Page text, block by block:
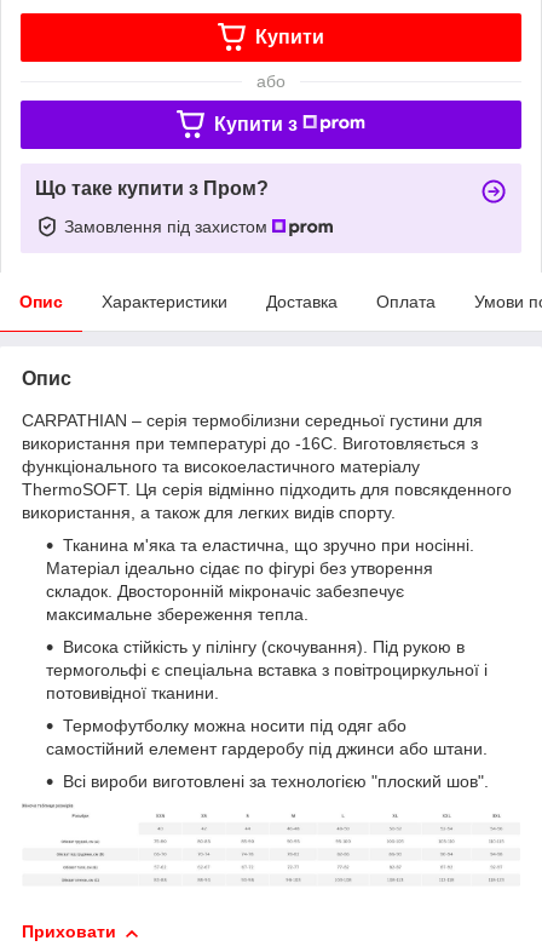
Купити
або
Купити з
Що таке купити з Пром?
Замовлення під захистом
Опис Характеристики Доставка Оплата Умови
Опис
CARPATHIAN – серія термобілизни середньої густини для
використання при температурі до -16С. Виготовляється з
функціонального та високоеластичного матеріалу
ThermoSOFT. Ця серія відмінно підходить для повсякденного
використання, а також для легких видів спорту.
Тканина м'яка та еластична, що зручно при носінні.
Матеріал ідеально сідає по фігурі без утворення
складок. Двосторонній мікроначіс забезпечує
максимальне збереження тепла.
Висока стійкість у пілінгу (скочування). Під рукою в
термогольфі є спеціальна вставка з повітроциркульної і
потовивідної тканини.
Термофутболку можна носити під одяг або
самостійний елемент гардеробу під джинси або штани.
Всі вироби виготовлені за технологією "плоский шов".
Приховати